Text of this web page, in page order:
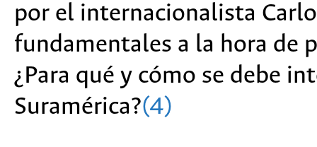
por el internacionalista
fundamentales a la hora de
¿Para qué y cómo se debe
Suramérica?(4)